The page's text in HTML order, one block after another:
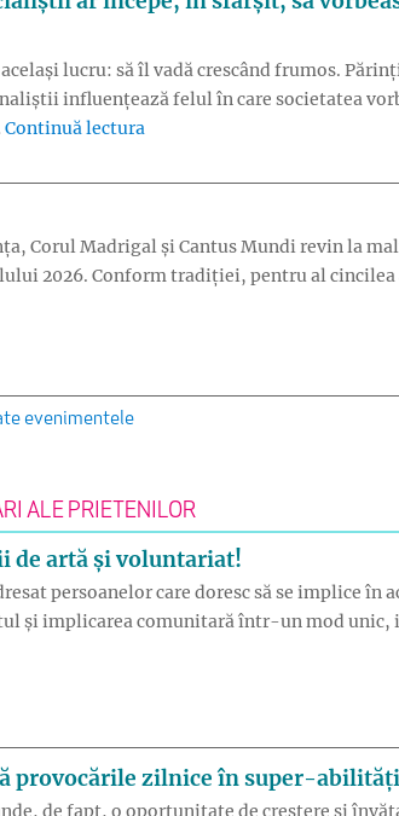
lucru: să îl vadă crescând frumos.
influențează felul în care societatea
Continuă lectura
Corul Madrigal și Cantus Mundi revin la
2026. Conform tradiției, pentru al
evenimentele
ALE PRIETENILOR
de artă și voluntariat!
persoanelor care doresc să se implice
și implicarea comunitară într-un mod unic,
provocările zilnice în super-
de fapt, o oportunitate de creștere și